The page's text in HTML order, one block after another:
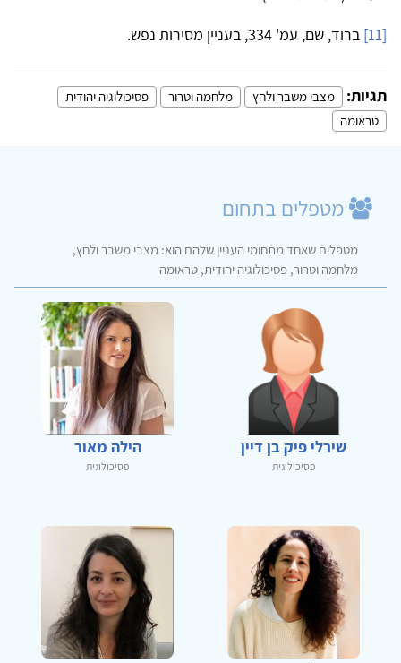
[11] ברוד, שם, עמ' 334, בעניין מסירות נפש.
תגיות: מצבי משבר ולחץ מלחמה וטרור
פסיכולוגיה יהודית
טראומה
מטפלים בתחום
מטפלים שאחד מתחומי העניין שלהם הוא: מצבי משבר ולחץ,
מלחמה וטרור, פסיכולוגיה יהודית, טראומה
שירלי פיק בן דיין
פסיכולוגית
הילה מאור
פסיכולוגית